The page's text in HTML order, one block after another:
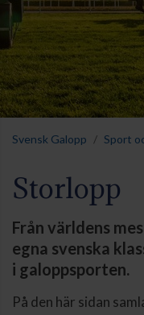
Svensk Galopp Sport
Storlopp
Från världens
egna svenska
i galoppsporten.
På den här sidan